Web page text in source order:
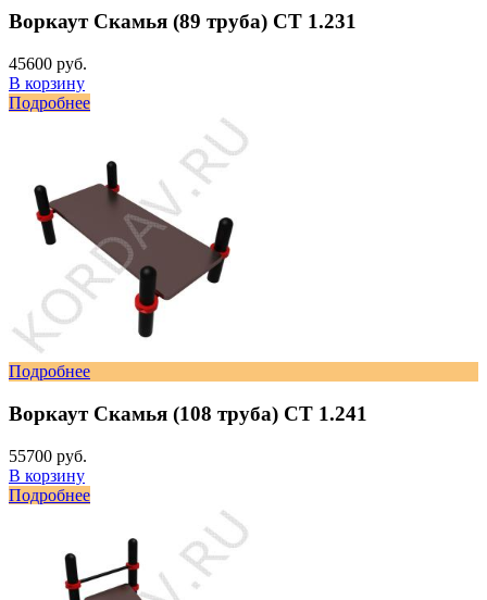
Воркаут Скамья (89 труба) СТ 1.231
45600 руб.
В корзину
Подробнее
Подробнее
Воркаут Скамья (108 труба) СТ 1.241
55700 руб.
В корзину
Подробнее